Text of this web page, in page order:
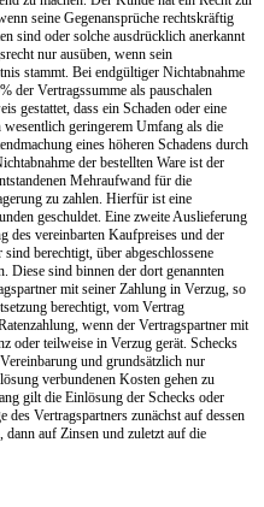
seine Gegenansprüche rechtskräftig
sind oder solche ausdrücklich anerkannt
nur ausüben, wenn sein
stammt. Bei endgültiger Nichtabnahme
der Vertragssumme als pauschalen
gestattet, dass ein Schaden oder eine
geringerem Umfang als die
eines höheren Schadens durch
der bestellten Ware ist der
Mehraufwand für die
zu zahlen. Hierfür ist eine
geschuldet. Eine zweite Auslieferung
des vereinbarten Kaufpreises und der
berechtigt, über abgeschlossene
Diese sind binnen der dort genannten
mit seiner Zahlung in Verzug, so
berechtigt, vom Vertrag
wenn der Vertragspartner mit
oder teilweise in Verzug gerät. Schecks
und grundsätzlich nur
verbundenen Kosten gehen zu
gilt die Einlösung der Schecks oder
Vertragspartners zunächst auf dessen
dann auf Zinsen und zuletzt auf die